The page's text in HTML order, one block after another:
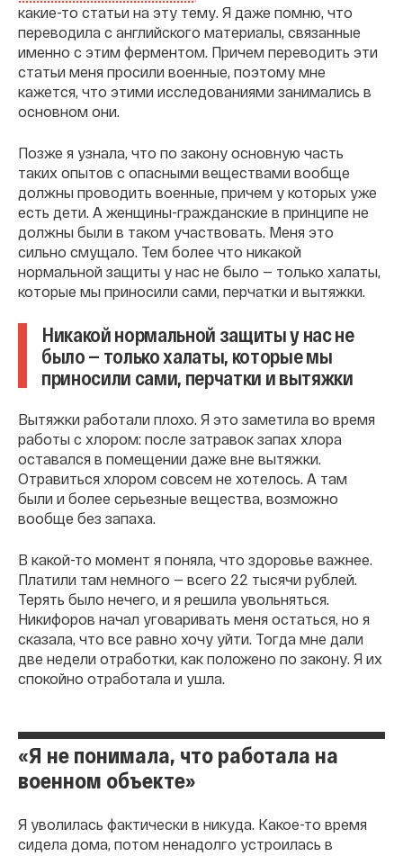
какие-то статьи на эту тему. Я даже помню, что
переводила с английского материалы, связанные
именно с этим ферментом. Причем переводить эти
статьи меня просили военные, поэтому мне
кажется, что этими исследованиями занимались в
основном они.
Позже я узнала, что по закону основную часть
таких опытов с опасными веществами вообще
должны проводить военные, причем у которых уже
есть дети. А женщины-гражданские в принципе не
должны были в таком участвовать. Меня это
сильно смущало. Тем более что никакой
нормальной защиты у нас не было — только халаты,
которые мы приносили сами, перчатки и вытяжки.
Никакой нормальной защиты у нас не
было — только халаты, которые мы
приносили сами, перчатки и вытяжки
Вытяжки работали плохо. Я это заметила во время
работы с хлором: после затравок запах хлора
оставался в помещении даже вне вытяжки.
Отравиться хлором совсем не хотелось. А там
были и более серьезные вещества, возможно
вообще без запаха.
В какой-то момент я поняла, что здоровье важнее.
Платили там немного — всего 22 тысячи рублей.
Терять было нечего, и я решила увольняться.
Никифоров начал уговаривать меня остаться, но я
сказала, что все равно хочу уйти. Тогда мне дали
две недели отработки, как положено по закону. Я их
спокойно отработала и ушла.
«Я не понимала, что работала на
военном объекте»
Я уволилась фактически в никуда. Какое-то время
сидела дома, потом ненадолго устроилась в